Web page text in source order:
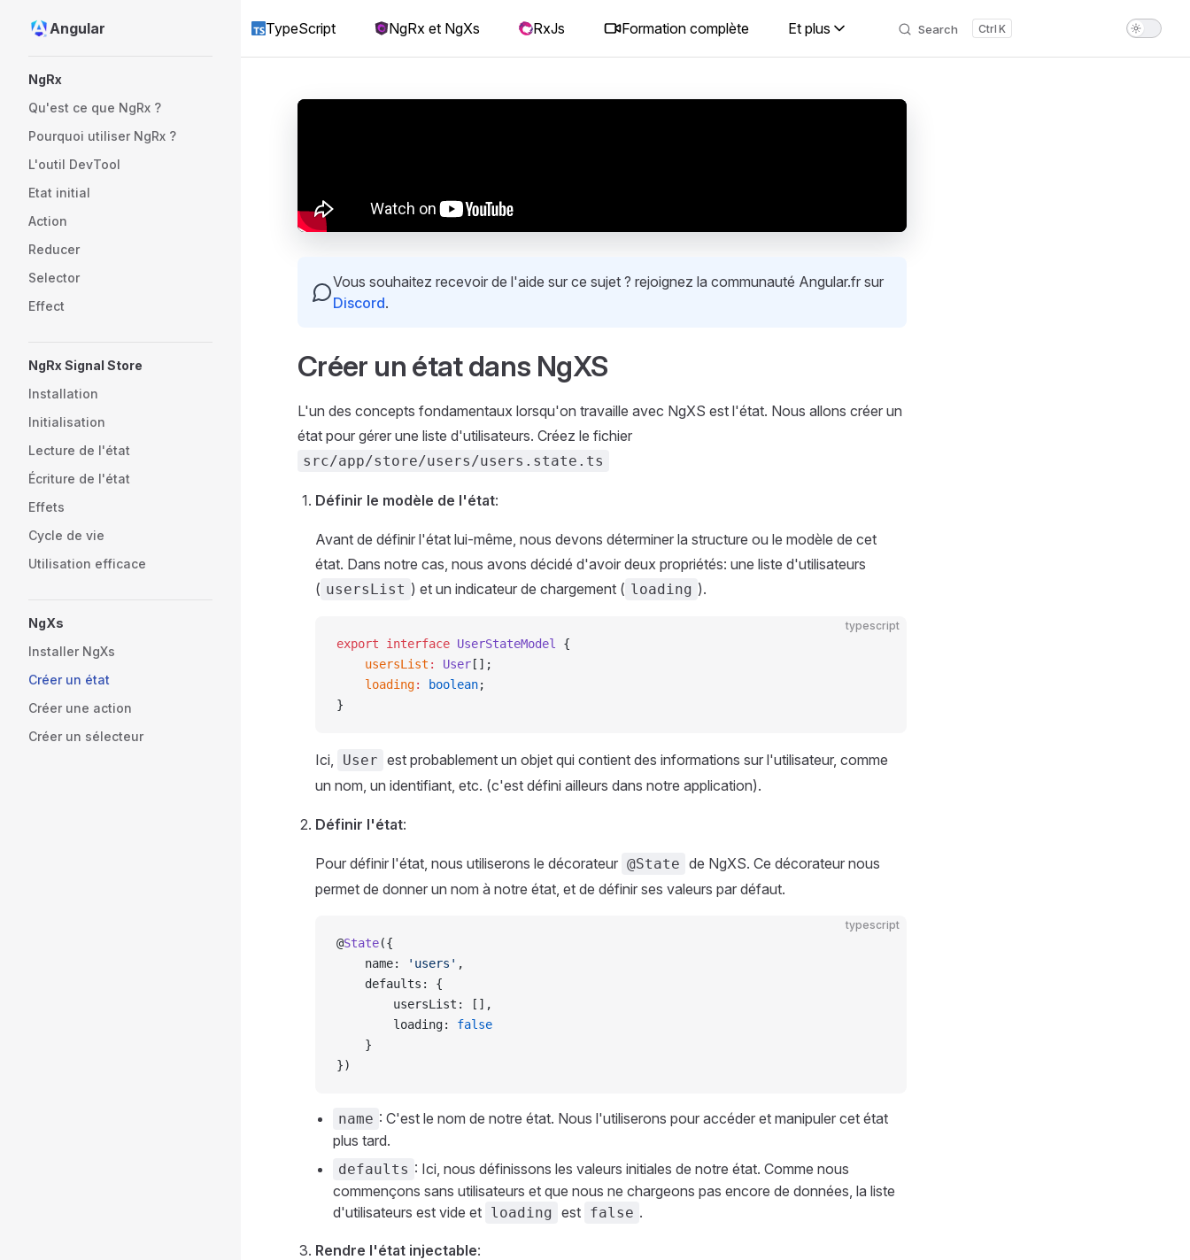
Skip to content
Angular TypeScript NgRx et NgXs RxJs Formation complète Et plus Search K
NgRx
Qu'est ce que NgRx ?
Pourquoi utiliser NgRx ?
L'outil DevTool
Etat initial
Action
Reducer
Selector
Effect
NgRx Signal Store
Installation
Initialisation
Lecture de l'état
Écriture de l'état
Effets
Cycle de vie
Utilisation efficace
NgXs
Installer NgXs
Créer un état
Créer une action
Créer un sélecteur
Vous souhaitez recevoir de l'aide sur ce sujet ? rejoignez la communauté Angular.fr sur
Discord.
Créer un état dans NgXS
L'un des concepts fondamentaux lorsqu'on travaille avec NgXS est l'état. Nous allons créer un
état pour gérer une liste d'utilisateurs. Créez le fichier
src/app/store/users/users.state.ts
Définir le modèle de l'état:
Avant de définir l'état lui-même, nous devons déterminer la structure ou le modèle de cet
état. Dans notre cas, nous avons décidé d'avoir deux propriétés: une liste d'utilisateurs
( usersList ) et un indicateur de chargement ( loading ).
typescript
export interface UserStateModel
{
    usersList
: User [];
    loading
: boolean;
}
Ici, User est probablement un objet qui contient des informations sur l'utilisateur, comme
un nom, un identifiant, etc. (c'est défini ailleurs dans notre application).
Définir l'état:
Pour définir l'état, nous utiliserons le décorateur @State de NgXS. Ce décorateur nous
permet de donner un nom à notre état, et de définir ses valeurs par défaut.
typescript
@State({
    name:
'users' ,
    defaults: {
        usersList: [],
        loading:
false
    }
})
name : C'est le nom de notre état. Nous l'utiliserons pour accéder et manipuler cet état
plus tard.
defaults : Ici, nous définissons les valeurs initiales de notre état. Comme nous
commençons sans utilisateurs et que nous ne chargeons pas encore de données, la liste
d'utilisateurs est vide et loading est false .
Rendre l'état injectable: